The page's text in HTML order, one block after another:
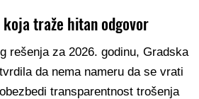
traže hitan odgovor
rešenja za 2026. godinu, Gradska
da nema nameru da se vrati
transparentnost trošenja